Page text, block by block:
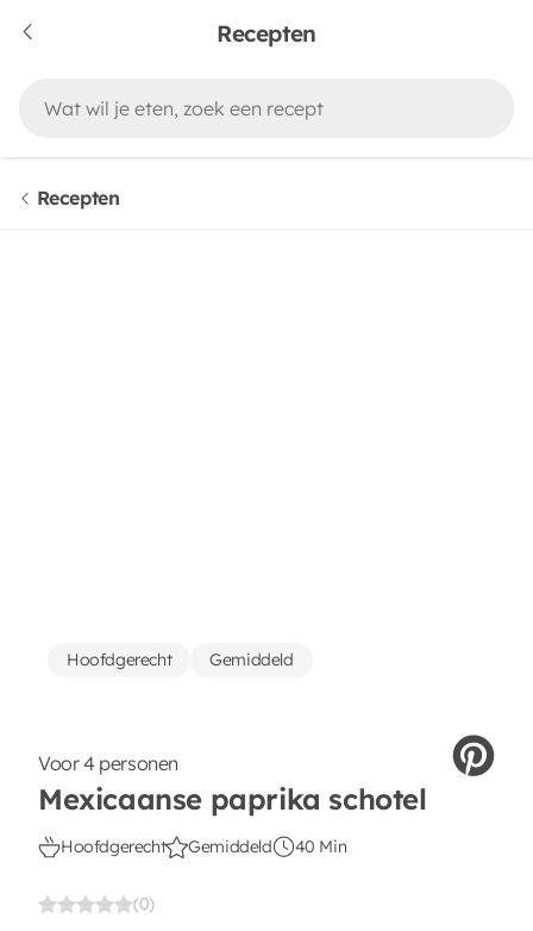
Recepten
Recepten
Voor 4 personen
Mexicaanse paprika schotel
Hoofdgerecht Gemiddeld 40 Min
(0)
Hoofdgerecht Gemiddeld